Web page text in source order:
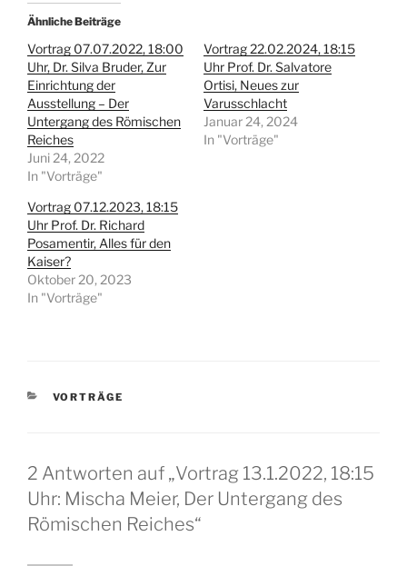
r
z
t
e
i
l
e
n
(
W
i
r
d
i
n
e
u
e
m
F
e
n
s
t
n
k
z
u
t
e
i
l
e
n
(
W
n
e
u
e
m
n
n
Ähnliche Beiträge
Vortrag 07.07.2022, 18:00
Uhr, Dr. Silva Bruder, Zur
Einrichtung der
Ausstellung – Der
Untergang des Römischen
Reiches
Juni 24, 2022
In "Vorträge"
Vortrag 22.02.2024, 18:15
Uhr Prof. Dr. Salvatore
Ortisi, Neues zur
Varusschlacht
Januar 24, 2024
In "Vorträge"
Vortrag 07.12.2023, 18:15
Uhr Prof. Dr. Richard
Posamentir, Alles für den
Kaiser?
Oktober 20, 2023
In "Vorträge"
KATEGORIEN
VORTRÄGE
2 Antworten auf „Vortrag 13.1.2022, 18:15
Uhr: Mischa Meier, Der Untergang des
Römischen Reiches“